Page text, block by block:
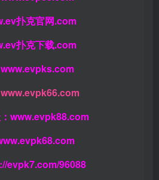
扑克官网.com
扑克下载.com
www.evpks.com
www.evpk66.com
www.evpk88.com
evpk7.com/96088